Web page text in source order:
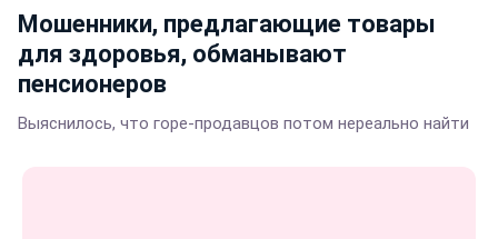
Мошенники, предлагающие товары
для здоровья, обманывают
пенсионеров
Выяснилось, что горе-продавцов потом нереально найти